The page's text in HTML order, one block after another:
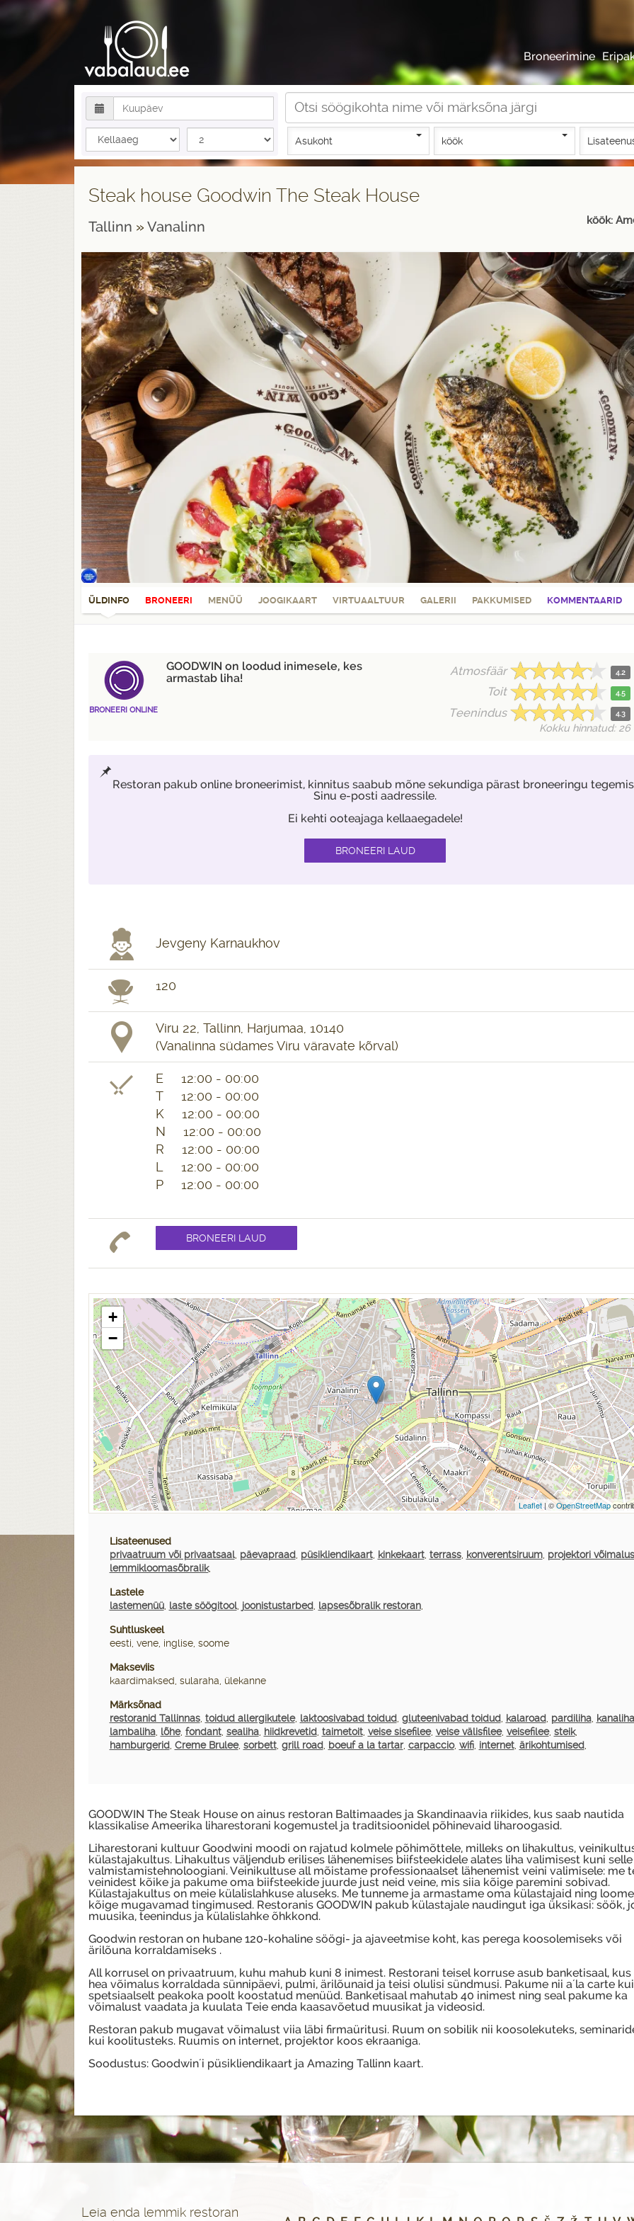
Broneerimine
Asukoht köök
Steak house Goodwin The Steak House
Tallinn » Vanalinn köök:
ÜLDINFO BRONEERI MENÜÜ JOOGIKAART VIRTUAALTUUR GALERII PAKKUMISED KOMMENTAARID
BRONEERI ONLINE
GOODWIN on loodud inimesele, kes
armastab liha!
Atmosfäär 4.2
Toit 4.5
Teenindus 4.3
Kokku hinnatud: 26
Restoran pakub online broneerimist, kinnitus saabub mõne sekundiga pärast broneeringu
Sinu e-posti aadressile.
Ei kehti ooteajaga kellaaegadele!
Jevgeny Karnaukhov
120
Viru 22, Tallinn, Harjumaa, 10140
(Vanalinna südames Viru väravate kõrval)
E 12:00 - 00:00
T 12:00 - 00:00
K 12:00 - 00:00
N 12:00 - 00:00
R 12:00 - 00:00
L 12:00 - 00:00
P 12:00 - 00:00
+
−
Leaflet| ©OpenStreetMap
Lisateenused
privaatruum või privaatsaal, päevapraad, püsikliendikaart, kinkekaart, terrass, konverentsiruum, projektori võimalus
lemmikloomasõbralik,
Lastele
lastemenüü, laste söögitool, joonistustarbed, lapsesõbralik restoran,
Suhtluskeel
eesti, vene, inglise, soome
Makseviis
kaardimaksed, sularaha, ülekanne
Märksõnad
restoranid Tallinnas, toidud allergikutele, laktoosivabad toidud, gluteenivabad toidud, kalaroad, pardiliha, kanaliha
lambaliha, lõhe, fondant, sealiha, hiidkrevetid, taimetoit, veise sisefilee, veise välisfilee, veisefilee, steik,
hamburgerid, Creme Brulee, sorbett, grill road, boeuf a la tartar, carpaccio, wifi, internet, ärikohtumised,
GOODWIN The Steak House on ainus restoran Baltimaades ja Skandinaavia riikides, kus saab nautida
klassikalise Ameerika liharestorani kogemustel ja traditsioonidel põhinevaid liharoogasid.
Liharestorani kultuur Goodwini moodi on rajatud kolmele põhimõttele, milleks on lihakultus,
külastajakultus. Lihakultus väljendub erilises lähenemises biifsteekidele alates liha valimisest kuni selle
valmistamistehnoloogiani. Veinikultuse all mõistame professionaalset lähenemist veini valimisele: me
veinidest kõike ja pakume oma biifsteekide juurde just neid veine, mis siia kõige paremini sobivad.
Külastajakultus on meie külalislahkuse aluseks. Me tunneme ja armastame oma külastajaid ning
kõige mugavamad tingimused. Restoranis GOODWIN pakub külastajale naudingut iga üksikasi: söök,
muusika, teenindus ja külalislahke õhkkond.
Goodwin restoran on hubane 120-kohaline söögi- ja ajaveetmise koht, kas perega koosolemiseks või
ärilõuna korraldamiseks .
All korrusel on privaatruum, kuhu mahub kuni 8 inimest. Restorani teisel korruse asub banketisaal, kus
hea võimalus korraldada sünnipäevi, pulmi, ärilõunaid ja teisi olulisi sündmusi. Pakume nii a´la carte
spetsiaalselt peakoka poolt koostatud menüüd. Banketisaal mahutab 40 inimest ning seal pakume ka
võimalust vaadata ja kuulata Teie enda kaasavõetud muusikat ja videosid.
Restoran pakub mugavat võimalust viia läbi firmaüritusi. Ruum on sobilik nii koosolekuteks,
kui koolitusteks. Ruumis on internet, projektor koos ekraaniga.
Soodustus: Goodwin´i püsikliendikaart ja Amazing Tallinn kaart.
Leia enda lemmik restoran